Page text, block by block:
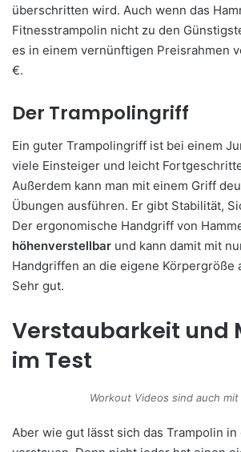
überschritten wird. Auch wenn das
Fitnesstrampolin nicht zu den
es in einem vernünftigen Preisrahmen
€.
Der Trampolingriff
Ein guter Trampolingriff ist bei einem
viele Einsteiger und leicht
Außerdem kann man mit einem Griff
Übungen ausführen. Er gibt Stabilität,
Der ergonomische Handgriff von
höhenverstellbar und kann damit mit
Handgriffen an die eigene Körpergröße
Sehr gut.
Verstaubarkeit und
im Test
Workout Videos sind auch
Aber wie gut lässt sich das Trampolin in